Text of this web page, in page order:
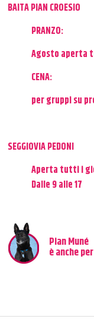
BAITA PIAN CROESIO
PRANZO:
Agosto aperta
CENA:
per gruppi su
SEGGIOVIA PEDONI
Aperta tutti i
Dalle 9 alle 17
Pian Muné
è anche